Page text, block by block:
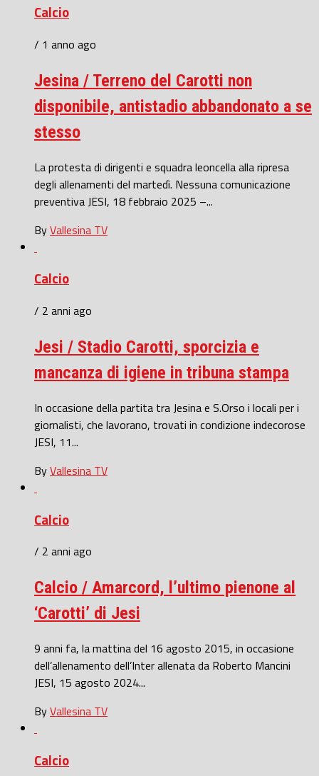
Calcio
/ 1 anno ago
Jesina / Terreno del Carotti non
disponibile, antistadio abbandonato a se
stesso
La protesta di dirigenti e squadra leoncella alla ripresa
degli allenamenti del martedì. Nessuna comunicazione
preventiva JESI, 18 febbraio 2025 –...
ByVallesina TV
Calcio
/ 2 anni ago
Jesi / Stadio Carotti, sporcizia e
mancanza di igiene in tribuna stampa
In occasione della partita tra Jesina e S.Orso i locali per i
giornalisti, che lavorano, trovati in condizione indecorose
JESI, 11...
ByVallesina TV
Calcio
/ 2 anni ago
Calcio / Amarcord, l’ultimo pienone al
‘Carotti’ di Jesi
9 anni fa, la mattina del 16 agosto 2015, in occasione
dell’allenamento dell’Inter allenata da Roberto Mancini
JESI, 15 agosto 2024...
ByVallesina TV
Calcio